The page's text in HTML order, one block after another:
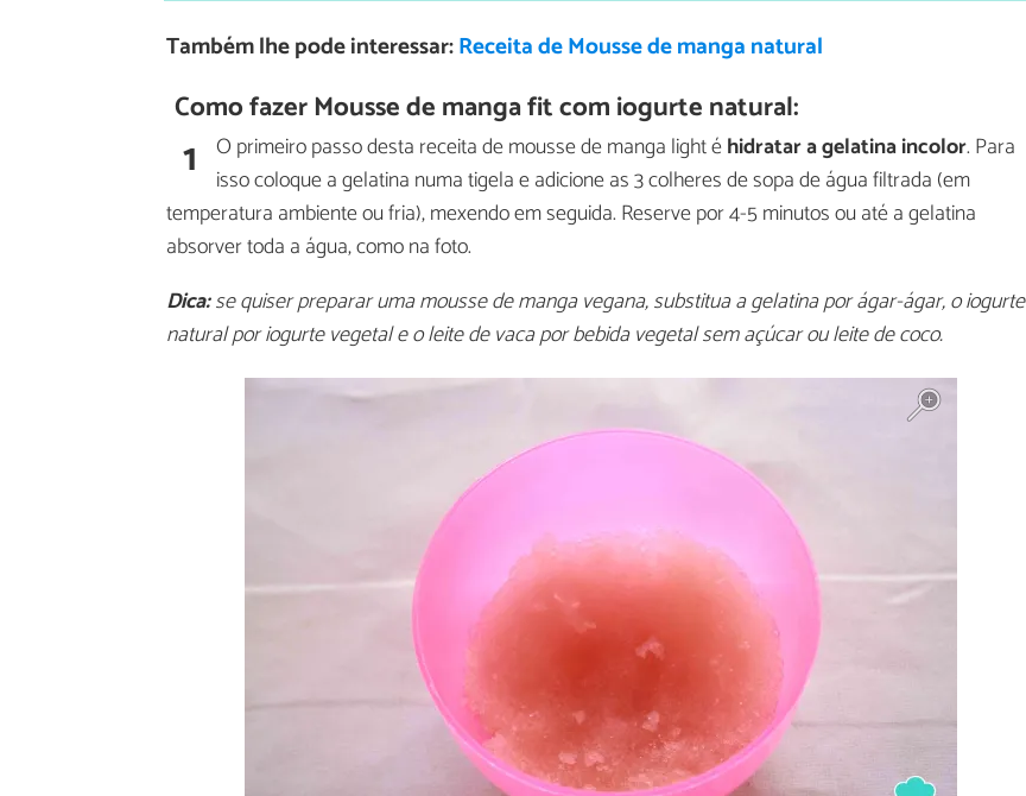
Também lhe pode interessar:Receita de Mousse de manga natural
Como fazer Mousse de manga fit com iogurte natural:
1 O primeiro passo desta receita de mousse de manga light éhidratar a gelatina incolor. Para
isso coloque a gelatina numa tigela e adicione as 3 colheres de sopa de água filtrada (em
temperatura ambiente ou fria), mexendo em seguida. Reserve por 4-5 minutos ou até a gelatina
absorver toda a água, como na foto.
Dica:se quiser preparar uma mousse de manga vegana, substitua a gelatina por ágar-ágar, o iogurte
natural por iogurte vegetal e o leite de vaca por bebida vegetal sem açúcar ou leite de coco.